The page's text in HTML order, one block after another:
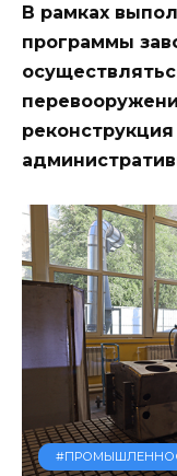
В рамках
программы